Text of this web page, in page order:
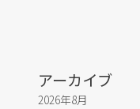
アーカイブ
2026年8月